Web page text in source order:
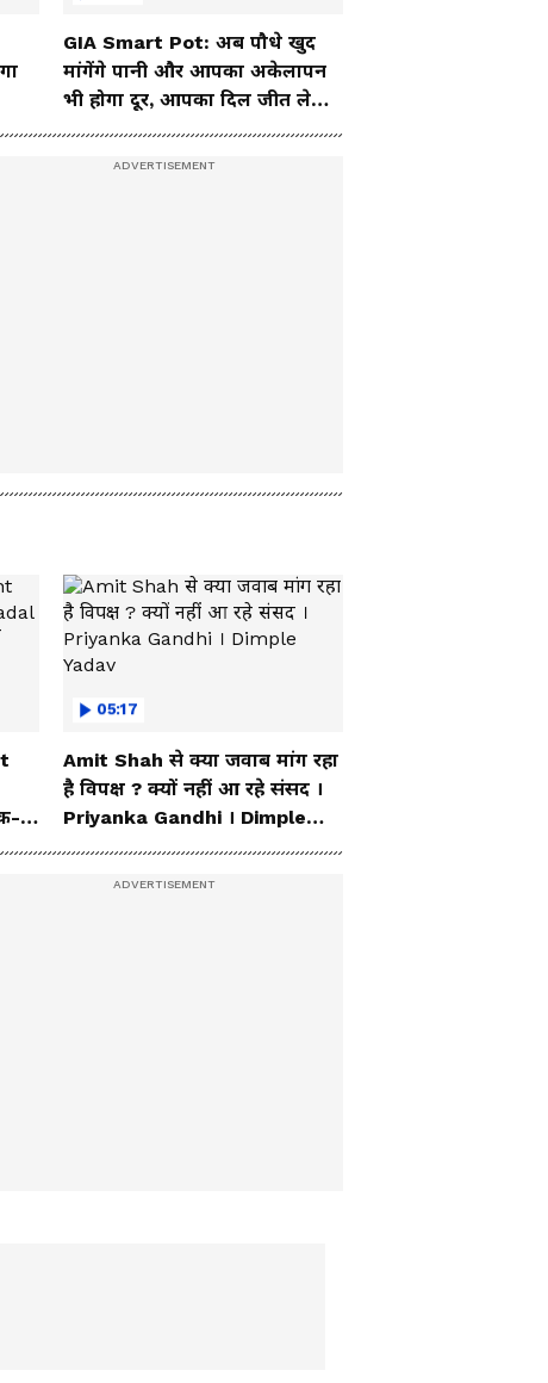
GIA Smart Pot: अब पौधे खुद
मांगेंगे पानी और आपका अकेलापन
भी होगा दूर, आपका दिल जीत लेगा
ये पॉट, देखें Video
05:17
Amit Shah से क्या जवाब मांग रहा
है विपक्ष ? क्यों नहीं आ रहे संसद ।
Priyanka Gandhi । Dimple
Yadav